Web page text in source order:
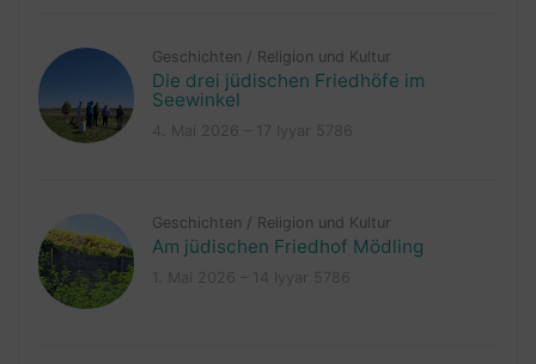
Geschichten / Religion und Kultur
Die drei jüdischen Friedhöfe im
Seewinkel
Geschichten / Religion und Kultur
Am jüdischen Friedhof Mödling